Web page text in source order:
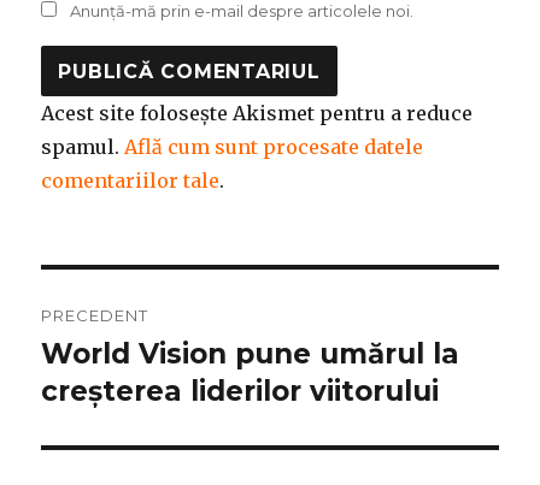
Anunță-mă prin e-mail despre articolele noi.
Acest site folosește Akismet pentru a reduce
spamul.Află cum sunt procesate datele
comentariilor tale.
în
articole
PRECEDENT
Articolul
anterior:
World Vision pune umărul la
creșterea liderilor viitorului